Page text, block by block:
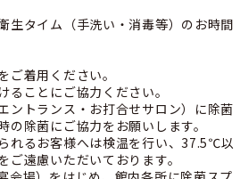
タイム（手洗い・消毒等）のお時間
着用ください。
ことにご協力ください。
トランス・お打合せサロン）に除菌
の除菌にご協力をお願いします。
れるお客様へは検温を行い、37.5℃以
遠慮いただいております。